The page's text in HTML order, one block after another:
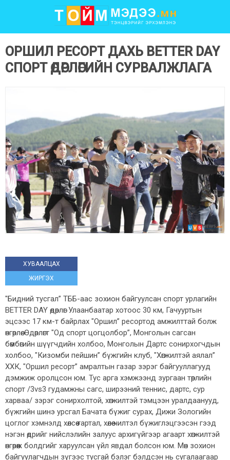
ОРШИЛ РЕСОРТ ДАХЬ BETTER DAY
СПОРТ ӨДӨРЛӨГИЙН СУРВАЛЖЛАГА
ХУВААЛЦАХ
ЖИРГЭХ
"Бидний тусгал” ТББ-аас зохион байгуулсан спорт урлагийн
BETTER DAY өдөрлөг Улаанбаатар хотоос 30 км, Гачууртын
эцсээс 17 км-т байрлах "Оршил” ресортод амжилттай болж
өнгөрлөө. Өдөрлөгт "Од спорт цогцолбор”, Монголын сагсан
бөмбөгийн шүүгчдийн холбоо, Монголын Дартс сонирхогчдын
холбоо, "Кизомби пейшин” бүжгийн клуб, "Хөгжилтэй аялал”
ХХК, "Оршил ресорт” амралтын газар зэрэг байгууллагууд
дэмжиж оролцсон юм. Тус арга хэмжээнд зургаан төрлийн
спорт /3vs3 гудамжны сагс, ширээний теннис, дартс, сур
харваа/ зэрэг сонирхолтой, хөгжилтэй тэмцээн уралдаанууд,
бүжгийн шинэ урсгал Бачата бүжиг сурах, Дижи Зологийн
цоглог хэмнэлд хөлсөө гартал, хөлөө чилтэл бүжиглэцгээсэн гээд
нэгэн өдрийг нийслэлийн залуус архигүйгээр агаарт хөгжилтэй
өнгөрөөж болдгийг харуулсан үйл явдал болсон юм. Мөн зохион
байгуулагчдын зүгээс тусгай бэлэг бэлдсэн нь сугалаагаар